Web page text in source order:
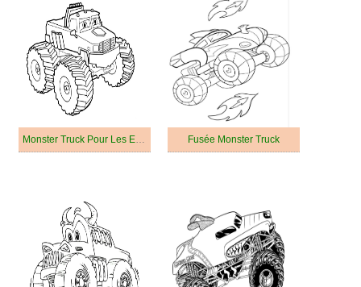
Monster Truck Pour Les Enfants De 6 An Fusée Monster Truck